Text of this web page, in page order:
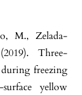
M., Zelada-
Three-
freezing
yellow